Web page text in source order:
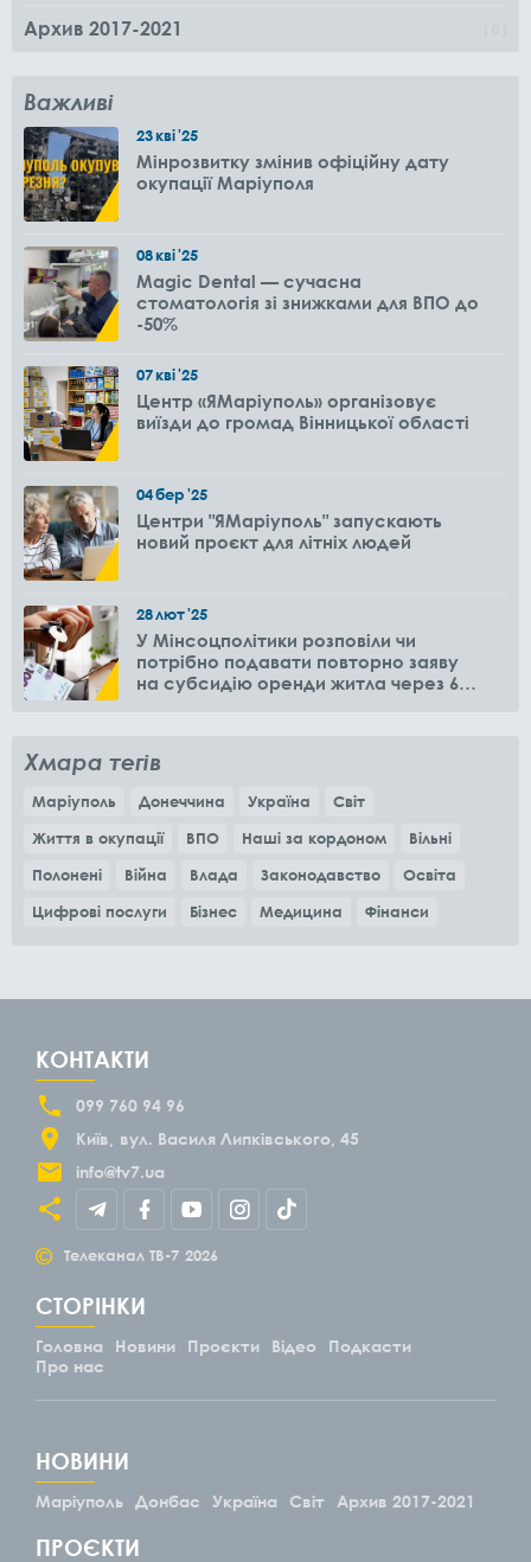
Архив 2017-2021
Важливі
23кві'25
Мінрозвитку змінив офіційну дату
окупації Маріуполя
08кві'25
Magic Dental — сучасна
стоматологія зі знижками для ВПО до
-50%
07кві'25
Центр «ЯМаріуполь» організовує
виїзди до громад Вінницької області
04бер'25
Центри "ЯМаріуполь" запускають
новий проєкт для літніх людей
28лют'25
У Мінсоцполітики розповіли чи
потрібно подавати повторно заяву
на субсидію оренди житла через 6
Хмара тегів
Маріуполь Донеччина Україна
Світ
Життя в окупації
ВПО Наші за кордоном
Вільні
Полонені
Війна Влада Законодавство
Освіта
Цифрові послуги
Бізнес Медицина Фінанси
КОНТАКТИ
099 760 94 96
Київ
вул. Василя Липківського, 45
info@tv7.ua
© Телеканал ТВ-7 2026
СТОРІНКИ
Головна Новини Проєкти Відео
Подкасти
Про нас
НОВИНИ
Маріуполь Донбас Україна Світ Архив 2017-2021
ПРОЄКТИ